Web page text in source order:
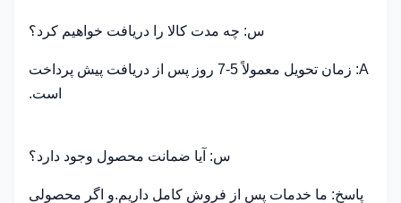
س: چه مدت کالا را دریافت خواهیم کرد؟
A: زمان تحویل معمولاً 5-7 روز پس از دریافت پیش پرداخت
است.
س: آیا ضمانت محصول وجود دارد؟
پاسخ: ما خدمات پس از فروش کامل داریم.و اگر محصولی